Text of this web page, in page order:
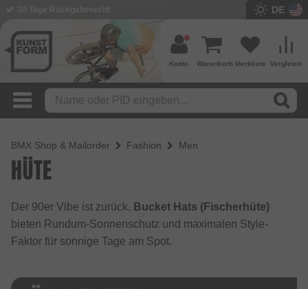
DE
Vergleich
Merkliste
Warenkorb
Konto
BMX Shop & Mailorder Fashion Men
HÜTE
Der 90er Vibe ist zurück. Bucket Hats (Fischerhüte)
bieten Rundum-Sonnenschutz und maximalen Style-
Faktor für sonnige Tage am Spot.